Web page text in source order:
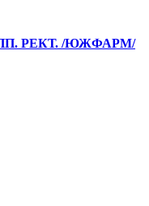
РЕКТ. /ЮЖФАРМ/